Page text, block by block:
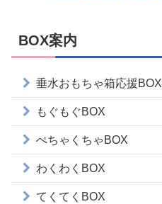
BOX案内
垂水おもちゃ箱応援BOX
もぐもぐBOX
ぺちゃくちゃBOX
わくわくBOX
てくてくBOX